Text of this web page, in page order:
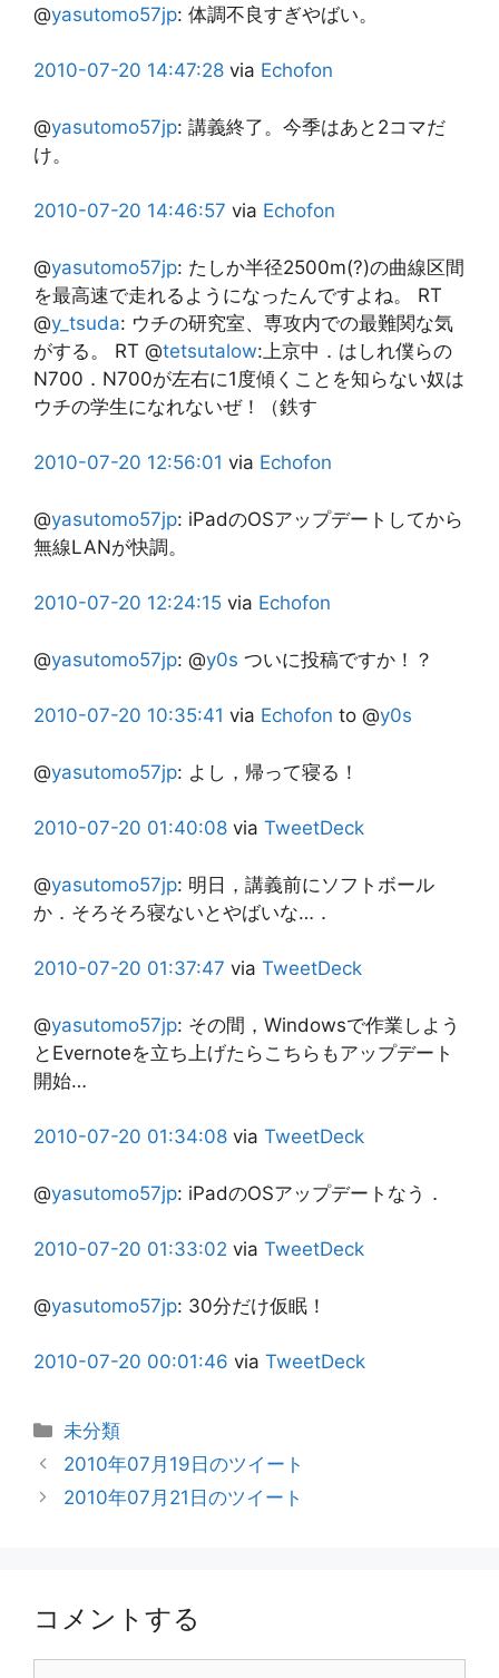
@yasutomo57jp: 体調不良すぎやばい。
2010-07-20 14:47:28 via Echofon
@yasutomo57jp: 講義終了。今季はあと2コマだ
け。
2010-07-20 14:46:57 via Echofon
@yasutomo57jp: たしか半径2500m(?)の曲線区間
を最高速で走れるようになったんですよね。 RT
@y_tsuda: ウチの研究室、専攻内での最難関な気
がする。 RT @tetsutalow:上京中．はしれ僕らの
N700．N700が左右に1度傾くことを知らない奴は
ウチの学生になれないぜ！（鉄す
2010-07-20 12:56:01 via Echofon
@yasutomo57jp: iPadのOSアップデートしてから
無線LANが快調。
2010-07-20 12:24:15 via Echofon
@yasutomo57jp: @y0s ついに投稿ですか！？
2010-07-20 10:35:41 via Echofon to @y0s
@yasutomo57jp: よし，帰って寝る！
2010-07-20 01:40:08 via TweetDeck
@yasutomo57jp: 明日，講義前にソフトボール
か．そろそろ寝ないとやばいな…．
2010-07-20 01:37:47 via TweetDeck
@yasutomo57jp: その間，Windowsで作業しよう
とEvernoteを立ち上げたらこちらもアップデート
開始…
2010-07-20 01:34:08 via TweetDeck
@yasutomo57jp: iPadのOSアップデートなう．
2010-07-20 01:33:02 via TweetDeck
@yasutomo57jp: 30分だけ仮眠！
2010-07-20 00:01:46 via TweetDeck
カ
テ
リ
未分類
2010年07月19日のツイート
2010年07月21日のツイート
コメントする